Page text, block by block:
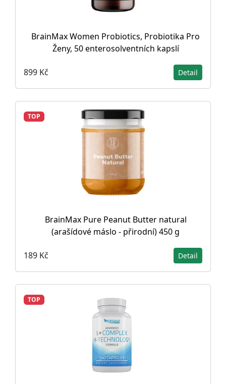
BrainMax Women Probiotics, Probiotika Pro
Ženy, 50 enterosolventních kapslí
899 Kč Detail
TOP
BrainMax Pure Peanut Butter natural
(arašídové máslo - přirodní) 450 g
189 Kč Detail
TOP